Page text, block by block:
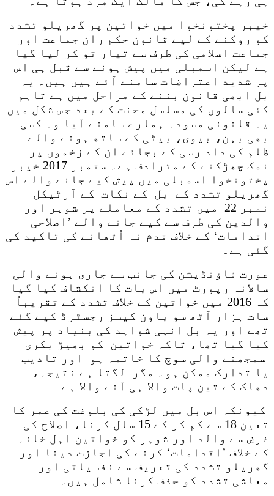
خیبر پختونخوا میں خواتین پر گھریلو تشدد
کو روکنے کے لیے قانون حکم ران جماعت اور
جماعت اسلامی کی طرف سے تیار تو کر لیا گیا
ہے لیکن اسمبلی میں پیش ہونے سے قبل ہی اس
پر شدید اعتراضات سامنے آئے ہیں ہیں۔ یہ
بل ابھی قانون بننے کے مراحل میں ہے تاہم
کئی سالوں کی مسلسل محنت کے بعد جس شکل میں
یہ قانونی مسودہ ہمارے سامنے آیا وہ کسی
بھی بہن، بیوی، بیٹی کے ساتھ ہونے والے
ظلم کی داد رسی کے بجائے ان کے زخموں پر
نمک چھڑکنے کے مترادف ہے۔ ستمبر 2017 خیبر
پختونخوا اسمبلی میں پیش کیے جانے والے اس
گھریلو تشدد کے بل کے نکات کے آرٹیکل
نمبر 22 میں تشدد کے معاملے پر شوہر اور
والدین کی طرف سے کیے جانے والے ’اصلاحی
اقدامات‘ کے خلاف قدم نہ اُٹھانے کی تاکید کی
گئی ہے۔
عورت فاؤنڈیشن کی جانب سے جاری ہونے والی
سالانہ رپورٹ میں اس بات کا انکشاف کیا گیا
کہ 2016 میں خواتین کے خلاف تشدد کے تقریباً
سات ہزار آٹھ سو باون کیسز رجسٹرڈ کیے گئے
تھے اور یہ بل انہی شواہد کی بنیاد پر پیش
کیا گیا تھا، تاکہ خواتین کو بھیڑ بکری
سمجھنے والی سوچ کا خاتمہ ہو اور تادیب
یا تدارک ممکن ہو۔ مگر لگتا ہے نتیجہ،
دھاک کے تین پات والا ہی آنے والا ہے
کیونکہ اس بل میں لڑکی کی بلوغت کی عمر کا
تعین 18 سے کم کر کے 15 سال کرنا، اصلاح کی
غرض سے والد اور شوہر کو خواتین اہل خانہ
کے خلاف ’اقدامات‘ کرنے کی اجازت دینا اور
گھریلو تشدد کی تعریف سے نفسیاتی اور
معاشی تشدد کو حذف کرنا شامل ہیں۔